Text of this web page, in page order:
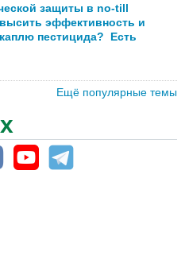
защиты в no-till
эффективность и
пестицида? Есть
Ещё популярные темы